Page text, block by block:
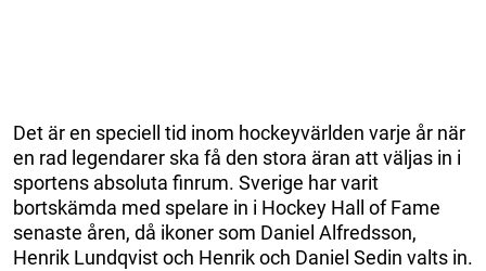
Det är en speciell tid inom hockeyvärlden varje år när
en rad legendarer ska få den stora äran att väljas in i
sportens absoluta finrum. Sverige har varit
bortskämda med spelare in i Hockey Hall of Fame
senaste åren, då ikoner som Daniel Alfredsson,
Henrik Lundqvist och Henrik och Daniel Sedin valts in.